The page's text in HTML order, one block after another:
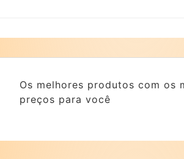
Os melhores produtos com os
preços para você